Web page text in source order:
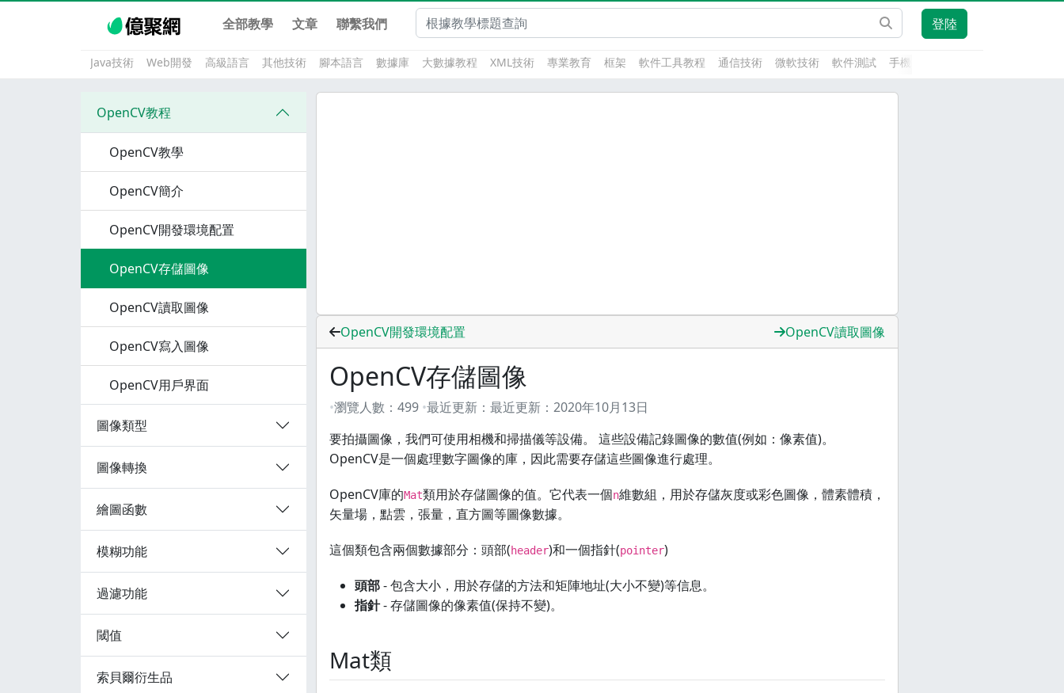
全部教學 文章 聯繫我們 登陸
Java技術 Web開發 高級語言 其他技術 腳本語言 數據庫 大數據教程 XML技術 專業教育 框架 軟件工具教程 通信技術 微軟技術 軟件測試 手機開發
OpenCV教程
OpenCV教學
OpenCV簡介
OpenCV開發環境配置
OpenCV存儲圖像
OpenCV讀取圖像
OpenCV寫入圖像
OpenCV用戶界面
圖像類型
圖像轉換
繪圖函數
模糊功能
過濾功能
閾值
索貝爾衍生品
OpenCV開發環境配置 OpenCV讀取圖像
OpenCV存儲圖像
瀏覽人數： 499 最近更新： 最近更新： 2020年10月13日
要拍攝圖像，我們可使用相機和掃描儀等設備。 這些設備記錄圖像的數值(例如：像素值)。
OpenCV是一個處理數字圖像的庫，因此需要存儲這些圖像進行處理。
OpenCV庫的Mat類用於存儲圖像的值。它代表一個n維數組，用於存儲灰度或彩色圖像，體素體積，
矢量場，點雲，張量，直方圖等圖像數據。
這個類包含兩個數據部分：頭部(header)和一個指針(pointer)
頭部- 包含大小，用於存儲的方法和矩陣地址(大小不變)等信息。
指針- 存儲圖像的像素值(保持不變)。
Mat類